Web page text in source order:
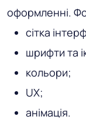
оформленні.
сітка
шрифти та
кольори;
UX;
анімація.